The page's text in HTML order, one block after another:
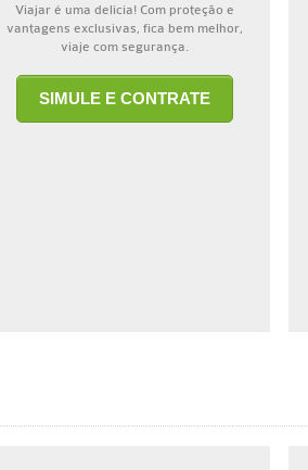
Viajar é uma delícia! Com proteção e
vantagens exclusivas, fica bem melhor,
viaje com segurança.
SIMULE E CONTRATE